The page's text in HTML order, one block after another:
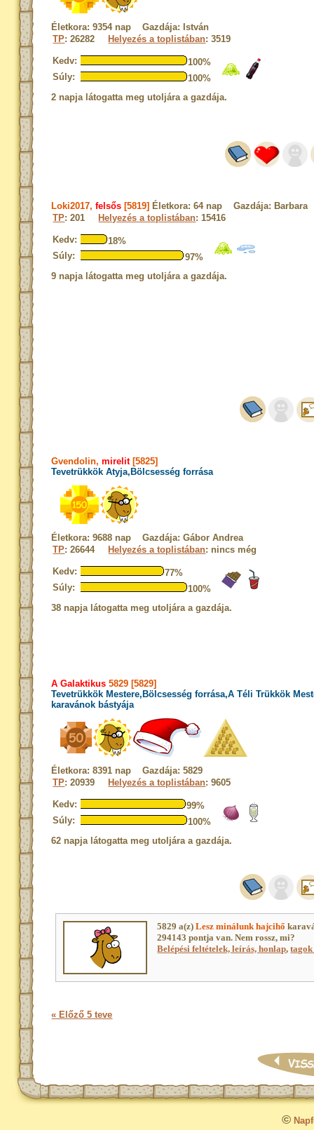
Életkora: 9354 nap Gazdája: István
TP: 26282 Helyezés a toplistában: 3519
Kedv:
100%
Súly:
100%
2 napja látogatta meg utoljára a gazdája.
Loki2017,felsős [5819] Életkora: 64 nap Gazdája: Barbara
TP: 201 Helyezés a toplistában: 15416
Kedv:
18%
Súly:
97%
9 napja látogatta meg utoljára a gazdája.
Gvendolin,mirelit[5825]
Tevetrükkök Atyja,Bölcsesség forrása
Életkora: 9688 nap Gazdája: Gábor Andrea
TP: 26644 Helyezés a toplistában: nincs még
Kedv:
77%
Súly:
100%
38 napja látogatta meg utoljára a gazdája.
A Galaktikus 5829 [5829]
Tevetrükkök Mestere,Bölcsesség forrása,A Téli Trükkök
karavánok bástyája
Életkora: 8391 nap Gazdája: 5829
TP: 20939 Helyezés a toplistában: 9605
Kedv:
99%
Súly:
100%
62 napja látogatta meg utoljára a gazdája.
5829 a(z)Lesz minálunk hajcihő
294143 pontja van. Nem rossz, mi?
Belépési feltételek, leírás, honlap,
« Előző 5 teve
©